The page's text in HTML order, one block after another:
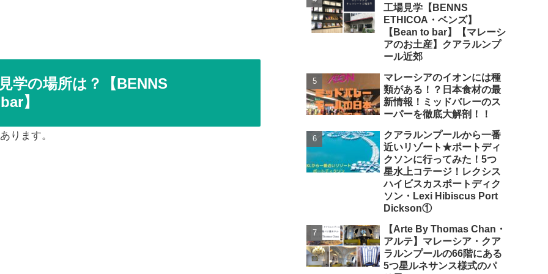
学の場所は？【BENNS
】
ります。
工場見学【BENNS
ETHICOA・ベンズ】
【Bean to bar】【マレーシ
アのお土産】クアラルンプ
ール近郊
マレーシアのイオンには種
類がある！？日本食材の最
新情報！ミッドバレーのス
ーパーを徹底大解剖！！
クアラルンプールから一番
近いリゾート★ポートディ
クソンに行ってみた！5つ
星水上コテージ！レクシス
ハイビスカスポートディク
ソン・Lexi Hibiscus Port
Dickson①
【Arte By Thomas Chan・
アルテ】マレーシア・クア
ラルンプールの66階にある
5つ星ルネサンス様式のパ